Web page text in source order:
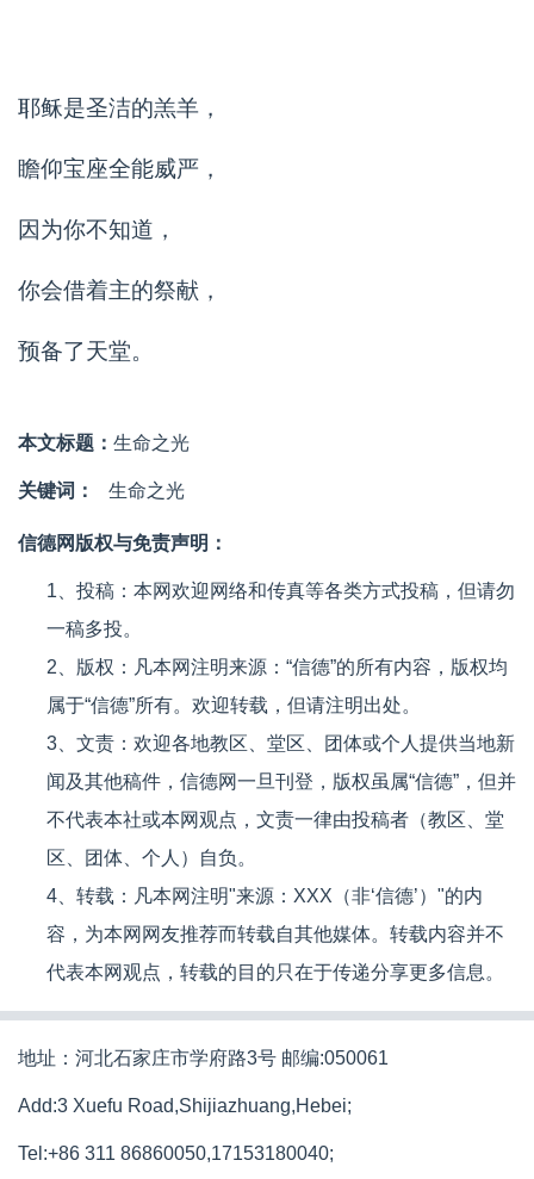
耶稣是圣洁的羔羊，
瞻仰宝座全能威严，
因为你不知道，
你会借着主的祭献，
预备了天堂。
本文标题： 生命之光
关键词： 生命之光
信德网版权与免责声明：
1、投稿：本网欢迎网络和传真等各类方式投稿，但请勿
一稿多投。
2、版权：凡本网注明来源：“信德”的所有内容，版权均
属于“信德”所有。欢迎转载，但请注明出处。
3、文责：欢迎各地教区、堂区、团体或个人提供当地新
闻及其他稿件，信德网一旦刊登，版权虽属“信德”，但并
不代表本社或本网观点，文责一律由投稿者（教区、堂
区、团体、个人）自负。
4、转载：凡本网注明"来源：XXX（非‘信德’）"的内
容，为本网网友推荐而转载自其他媒体。转载内容并不
代表本网观点，转载的目的只在于传递分享更多信息。
地址：河北石家庄市学府路3号 邮编:050061
Add:3 Xuefu Road,Shijiazhuang,Hebei;
Tel:+86 311 86860050,17153180040;